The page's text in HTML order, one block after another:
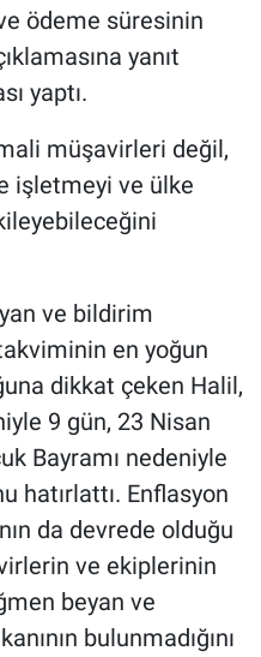
ödeme süresinin
yanıt
yaptı.
müşavirleri değil,
işletmeyi ve ülke
ve bildirim
en yoğun
dikkat çeken Halil,
9 gün, 23 Nisan
Bayramı nedeniyle
hatırlattı. Enflasyon
da devrede olduğu
ve ekiplerinin
beyan ve
bulunmadığını